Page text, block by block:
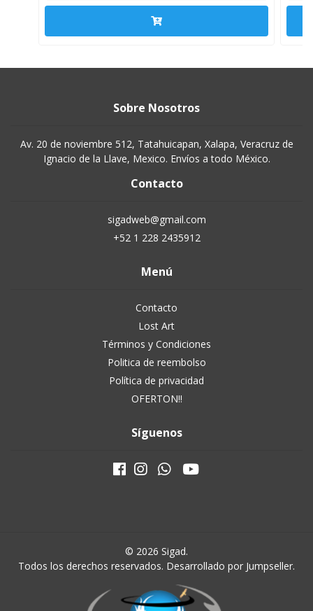
Sobre Nosotros
Av. 20 de noviembre 512, Tatahuicapan, Xalapa, Veracruz de
Ignacio de la Llave, Mexico. Envíos a todo México.
Contacto
sigadweb@gmail.com
+52 1 228 2435912
Menú
Contacto
Lost Art
Términos y Condiciones
Politica de reembolso
Política de privacidad
OFERTON!!
Síguenos
© 2026 Sigad.
Todos los derechos reservados. Desarrollado por Jumpseller.